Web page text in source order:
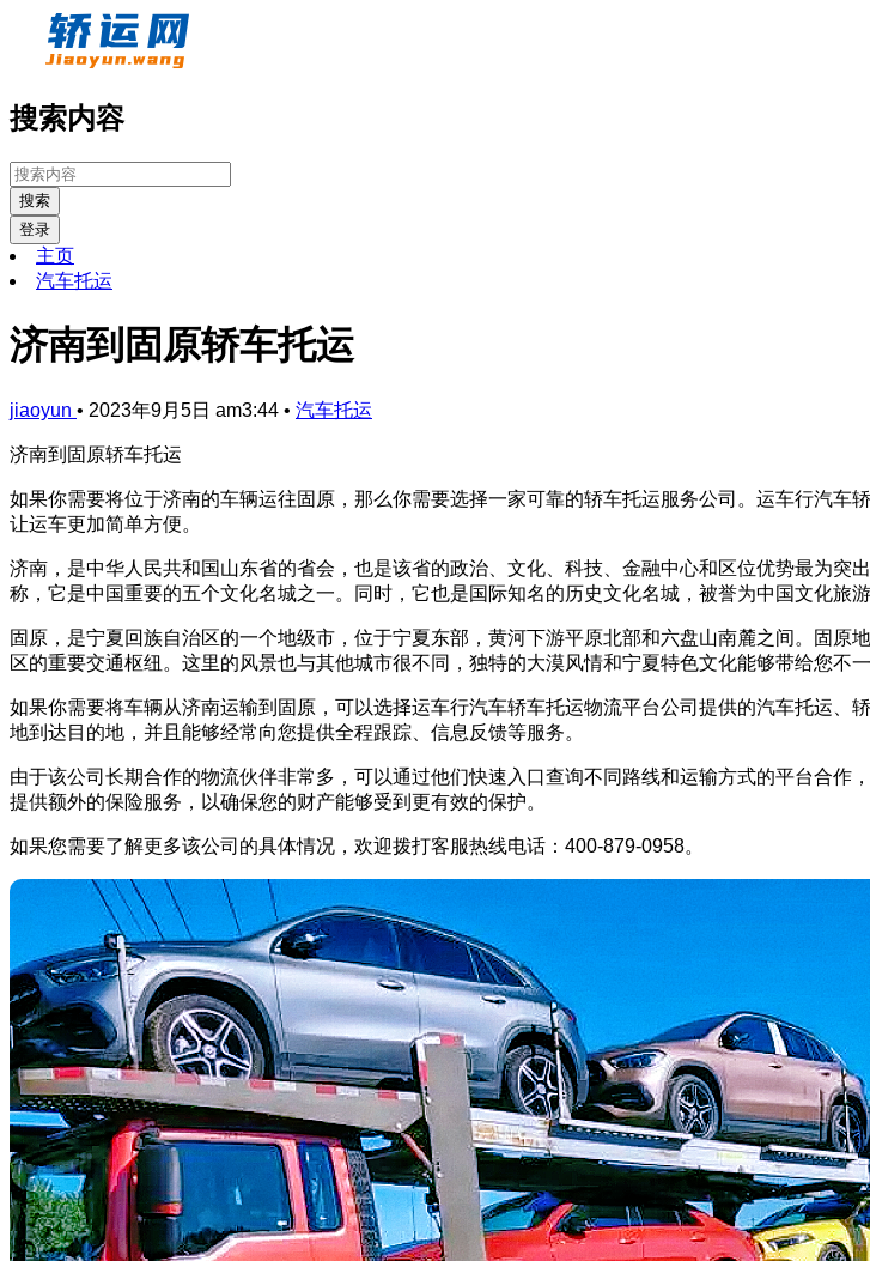
搜索内容
搜索
登录
主页
汽车托运
济南到固原轿车托运
jiaoyun • 2023年9月5日 am3:44 • 汽车托运
济南到固原轿车托运
如果你需要将位于济南的车辆运往固原，那么你需要选择一家可靠的轿车托运服务公司。运车行汽车
让运车更加简单方便。
济南，是中华人民共和国山东省的省会，也是该省的政治、文化、科技、金融中心和区位优势最为突
称，它是中国重要的五个文化名城之一。同时，它也是国际知名的历史文化名城，被誉为中国文化旅
固原，是宁夏回族自治区的一个地级市，位于宁夏东部，黄河下游平原北部和六盘山南麓之间。固
区的重要交通枢纽。这里的风景也与其他城市很不同，独特的大漠风情和宁夏特色文化能够带给您不一
如果你需要将车辆从济南运输到固原，可以选择运车行汽车轿车托运物流平台公司提供的汽车托运
地到达目的地，并且能够经常向您提供全程跟踪、信息反馈等服务。
由于该公司长期合作的物流伙伴非常多，可以通过他们快速入口查询不同路线和运输方式的平台合
提供额外的保险服务，以确保您的财产能够受到更有效的保护。
如果您需要了解更多该公司的具体情况，欢迎拨打客服热线电话：400-879-0958。